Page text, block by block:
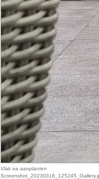
Vlak na aanplanten